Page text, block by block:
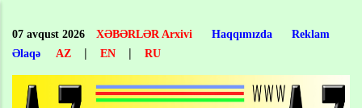
main
content
07 avqust 2026 XƏBƏRLƏR Arxivi Haqqımızda
Reklam
Əlaqə
AZ | EN | RU